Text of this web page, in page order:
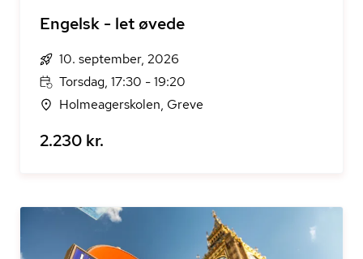
Engelsk - let øvede
10. september, 2026
Torsdag, 17:30 - 19:20
Holmeagerskolen, Greve
2.230 kr.